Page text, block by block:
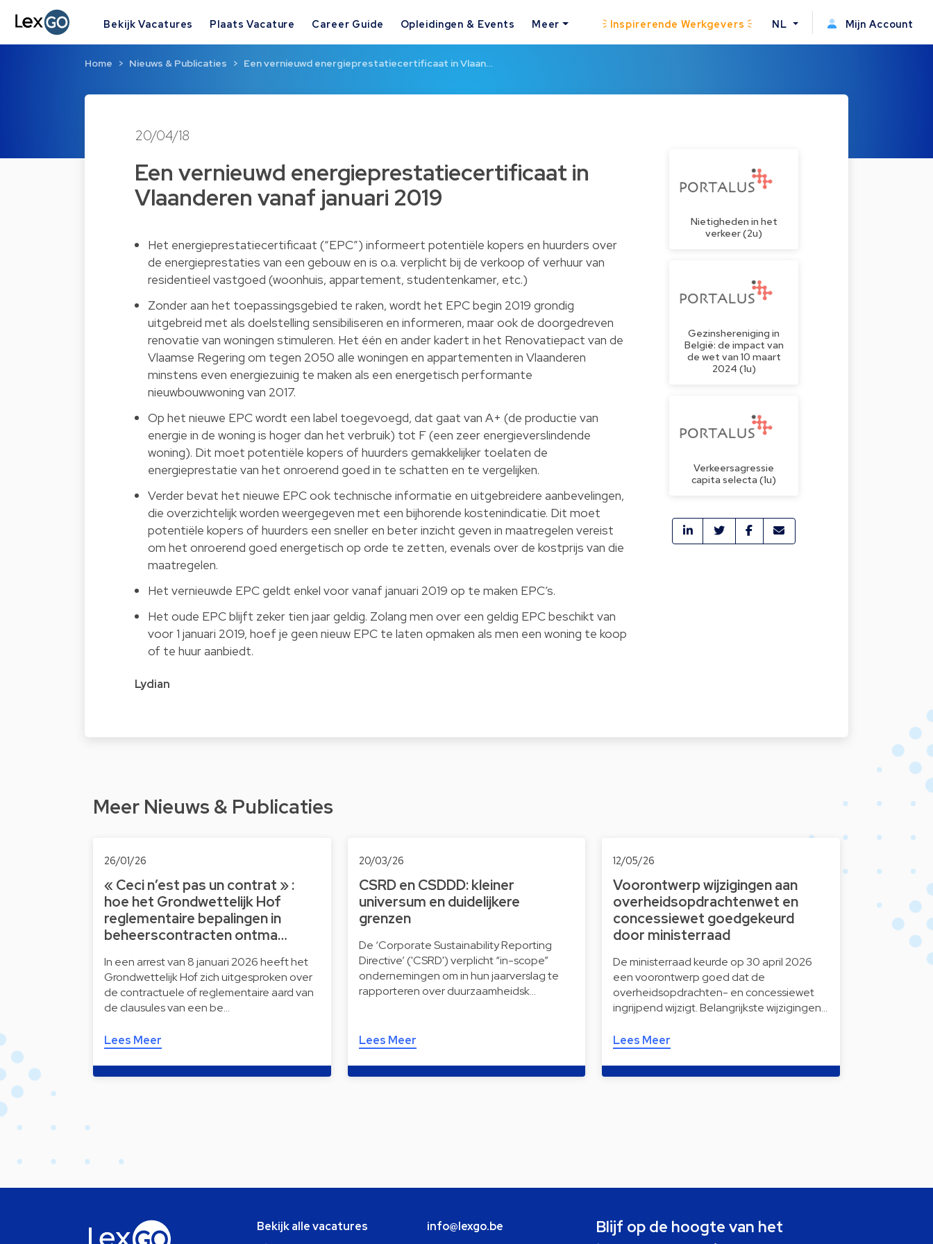
Bekijk Vacatures Plaats Vacature Career Guide Opleidingen & Events Meer Inspirerende Werkgevers NL Mijn Account
Home Nieuws & Publicaties Een vernieuwd energieprestatiecertificaat in Vlaan…
20/04/18
Een vernieuwd energieprestatiecertificaat in
Vlaanderen vanaf januari 2019
Het energieprestatiecertificaat (“EPC”) informeert potentiële kopers en huurders over
de energieprestaties van een gebouw en is o.a. verplicht bij de verkoop of verhuur van
residentieel vastgoed (woonhuis, appartement, studentenkamer, etc.)
Zonder aan het toepassingsgebied te raken, wordt het EPC begin 2019 grondig
uitgebreid met als doelstelling sensibiliseren en informeren, maar ook de doorgedreven
renovatie van woningen stimuleren. Het één en ander kadert in het Renovatiepact van de
Vlaamse Regering om tegen 2050 alle woningen en appartementen in Vlaanderen
minstens even energiezuinig te maken als een energetisch performante
nieuwbouwwoning van 2017.
Op het nieuwe EPC wordt een label toegevoegd, dat gaat van A+ (de productie van
energie in de woning is hoger dan het verbruik) tot F (een zeer energieverslindende
woning). Dit moet potentiële kopers of huurders gemakkelijker toelaten de
energieprestatie van het onroerend goed in te schatten en te vergelijken.
Verder bevat het nieuwe EPC ook technische informatie en uitgebreidere aanbevelingen,
die overzichtelijk worden weergegeven met een bijhorende kostenindicatie. Dit moet
potentiële kopers of huurders een sneller en beter inzicht geven in maatregelen vereist
om het onroerend goed energetisch op orde te zetten, evenals over de kostprijs van die
maatregelen.
Het vernieuwde EPC geldt enkel voor vanaf januari 2019 op te maken EPC’s.
Het oude EPC blijft zeker tien jaar geldig. Zolang men over een geldig EPC beschikt van
voor 1 januari 2019, hoef je geen nieuw EPC te laten opmaken als men een woning te koop
of te huur aanbiedt.
Lydian
Nietigheden in het
verkeer (2u)
Gezinshereniging in
België: de impact van
de wet van 10 maart
2024 (1u)
Verkeersagressie
capita selecta (1u)
Meer Nieuws & Publicaties
26/01/26
« Ceci n’est pas un contrat » :
hoe het Grondwettelijk Hof
reglementaire bepalingen in
beheerscontracten ontma…
In een arrest van 8 januari 2026 heeft het
Grondwettelijk Hof zich uitgesproken over
de contractuele of reglementaire aard van
de clausules van een be…
Lees Meer
20/03/26
CSRD en CSDDD: kleiner
universum en duidelijkere
grenzen
De ‘Corporate Sustainability Reporting
Directive’ ('CSRD') verplicht “in-scope”
ondernemingen om in hun jaarverslag te
rapporteren over duurzaamheidsk…
Lees Meer
12/05/26
Voorontwerp wijzigingen aan
overheidsopdrachtenwet en
concessiewet goedgekeurd
door ministerraad
De ministerraad keurde op 30 april 2026
een voorontwerp goed dat de
overheidsopdrachten- en concessiewet
ingrijpend wijzigt. Belangrijkste wijzigingen…
Lees Meer
Bekijk alle vacatures
info@lexgo.be
Blijf op de hoogte van het